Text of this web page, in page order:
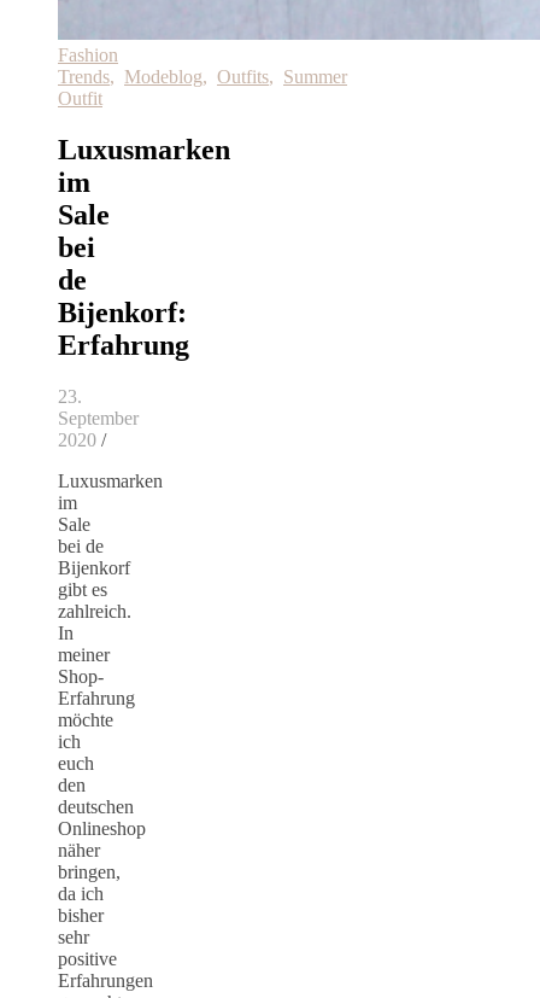
Fashion
Trends, Modeblog, Outfits, Summer
Outfit
Luxusmarken
im
Sale
bei
de
Bijenkorf:
Erfahrung
23.
September
2020 /
Luxusmarken
im
Sale
bei de
Bijenkorf
gibt es
zahlreich.
In
meiner
Shop-
Erfahrung
möchte
ich
euch
den
deutschen
Onlineshop
näher
bringen,
da ich
bisher
sehr
positive
Erfahrungen